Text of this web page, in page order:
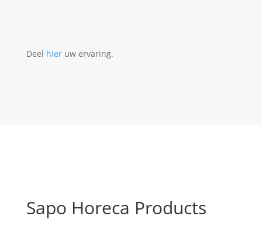
Deel hieruw ervaring.
Sapo Horeca Products